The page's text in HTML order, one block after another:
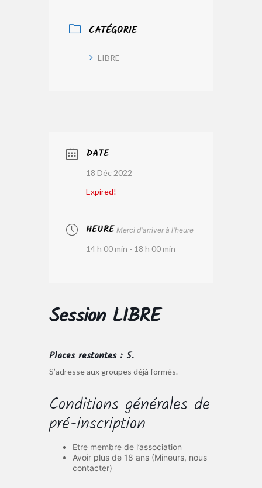
CATÉGORIE
LIBRE
DATE
18 Déc 2022
Expired!
HEURE Merci d'arriver à l'heure
14 h 00 min - 18 h 00 min
Session LIBRE
Places restantes : 5.
S’adresse aux groupes déjà formés.
Conditions générales de
pré-inscription
Etre membre de l’association
Avoir plus de 18 ans (Mineurs, nous
contacter)